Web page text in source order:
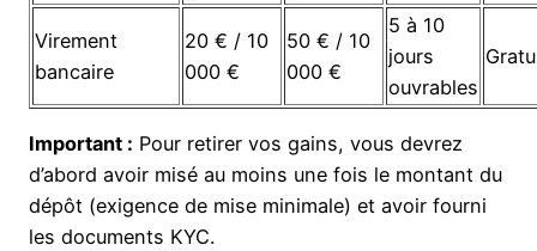
Virement
bancaire
20 € / 10
000 €
50 € / 10
000 €
5 à 10
jours
ouvrables
Important : Pour retirer vos gains, vous devrez
d’abord avoir misé au moins une fois le montant du
dépôt (exigence de mise minimale) et avoir fourni
les documents KYC.